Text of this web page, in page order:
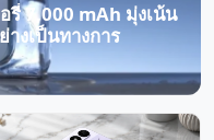
รี่ 7,000 mAh มุ่งเน้น
งเป็นทางการ